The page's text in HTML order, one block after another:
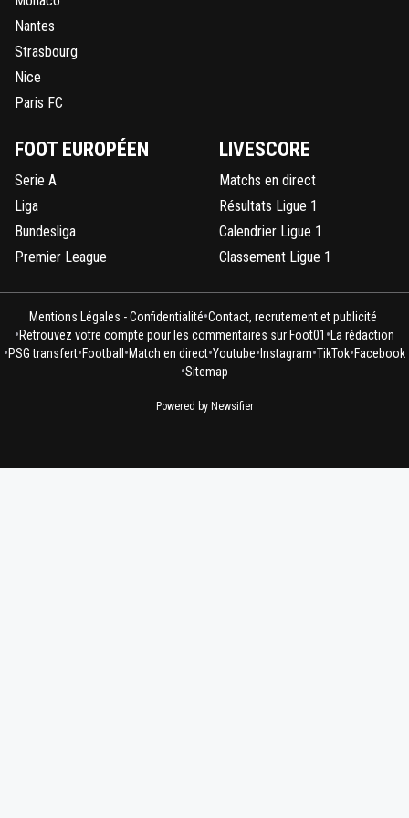
Nantes
Strasbourg
Nice
Paris FC
FOOT EUROPÉEN
Serie A
Liga
Bundesliga
Premier League
LIVESCORE
Matchs en direct
Résultats Ligue 1
Calendrier Ligue 1
Classement Ligue 1
Mentions Légales - Confidentialité•Contact, recrutement et publicité
•Retrouvez votre compte pour les commentaires sur Foot01 •La rédaction
•PSG transfert•Football •Match en direct•Youtube• Instagram•TikTok•Facebook
•Sitemap
Powered by Newsifier